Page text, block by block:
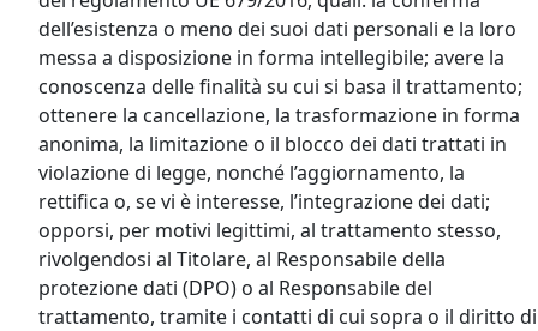
dell’esistenza o meno dei suoi dati personali e la loro
messa a disposizione in forma intellegibile; avere la
conoscenza delle finalità su cui si basa il trattamento;
ottenere la cancellazione, la trasformazione in forma
anonima, la limitazione o il blocco dei dati trattati in
violazione di legge, nonché l’aggiornamento, la
rettifica o, se vi è interesse, l’integrazione dei dati;
opporsi, per motivi legittimi, al trattamento stesso,
rivolgendosi al Titolare, al Responsabile della
protezione dati (DPO) o al Responsabile del
trattamento, tramite i contatti di cui sopra o il diritto di